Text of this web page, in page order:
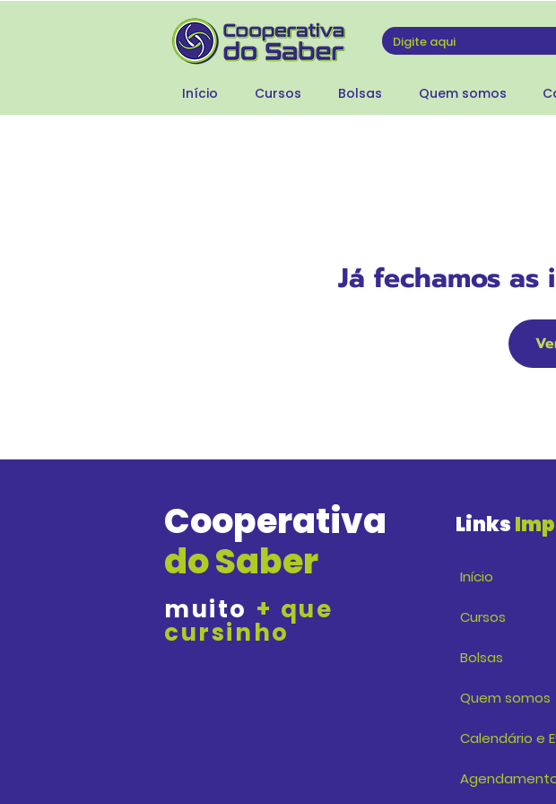
Início Cursos Bolsas Quem somos
Já fechamos as
Cooperativa
do Saber
muito + que
cursinho
Links
Início
Cursos
Bolsas
Quem somos
Calendário e